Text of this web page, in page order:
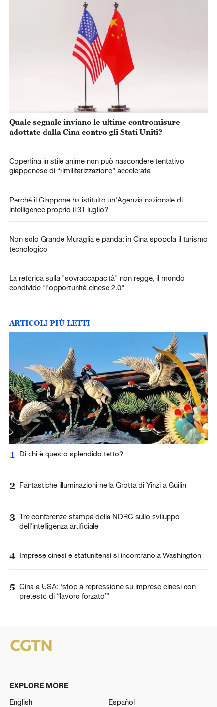
Quale segnale inviano le ultime contromisure
adottate dalla Cina contro gli Stati Uniti?
Copertina in stile anime non può nascondere tentativo
giapponese di “rimilitarizzazione” accelerata
Perché il Giappone ha istituito un'Agenzia nazionale di
intelligence proprio il 31 luglio?
Non solo Grande Muraglia e panda: in Cina spopola il turismo
tecnologico
La retorica sulla "sovraccapacità" non regge, il mondo
condivide "l'opportunità cinese 2.0"
ARTICOLI PIÙ LETTI
1 Di chi è questo splendido tetto?
2 Fantastiche illuminazioni nella Grotta di Yinzi a Guilin
3 Tre conferenze stampa della NDRC sullo sviluppo
dell'intelligenza artificiale
4 Imprese cinesi e statunitensi si incontrano a Washington
5 Cina a USA: ‘stop a repressione su imprese cinesi con
pretesto di “lavoro forzato”’
EXPLORE MORE
English
Español